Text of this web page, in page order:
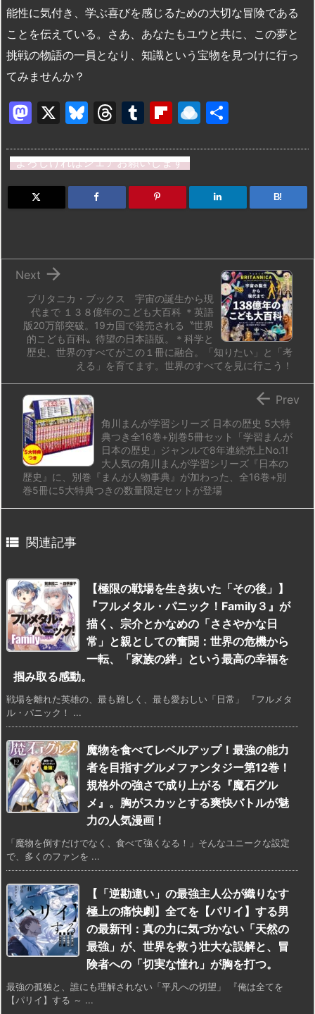
能性に気付き、学ぶ喜びを感じるための大切な冒険である
ことを伝えている。さあ、あなたもユウと共に、この夢と
挑戦の物語の一員となり、知識という宝物を見つけに行っ
てみませんか？
M
st
o
d
X
Bl
e
s
k
T
e
a
d
T
m
bl
r
Fl
b
o
ar
R
n
dr
o
よろしければシェアお願いします
B!
ブリタニカ・ブックス 宇宙の誕生から現
代まで １３８億年のこども大百科 ＊英語
版20万部突破。19カ国で発売される〝世界
的こども百科〟待望の日本語版。＊科学と
歴史、世界のすべてがこの１冊に融合。「知りたい」と「考
える」を育てます。世界のすべてを見に行こう！

Next
角川まんが学習シリーズ 日本の歴史 5大特
典つき全16巻+別巻5冊セット「学習まんが
日本の歴史」ジャンルで8年連続売上No.1!
大人気の角川まんが学習シリーズ『日本の
歴史』に、別巻『まんが人物事典』が加わった、全16巻+別
巻5冊に5大特典つきの数量限定セットが登場
 Prev
 関連記事
【極限の戦場を生き抜いた「その後」】
『フルメタル・パニック！Family３』が
描く、宗介とかなめの「ささやかな日
常」と親としての奮闘：世界の危機から
一転、「家族の絆」という最高の幸福を
掴み取る感動。
戦場を離れた英雄の、最も難しく、最も愛おしい「日常」 『フルメタ
ル・パニック！ ...
魔物を食べてレベルアップ！最強の能力
者を目指すグルメファンタジー第12巻！
規格外の強さで成り上がる『魔石グル
メ』。胸がスカッとする爽快バトルが魅
力の人気漫画！
「魔物を倒すだけでなく、食べて強くなる！」そんなユニークな設定
で、多くのファンを ...
【「逆勘違い」の最強主人公が織りなす
極上の痛快劇】全てを【パリイ】する男
の最新刊：真の力に気づかない「天然の
最強」が、世界を救う壮大な誤解と、冒
険者への「切実な憧れ」が胸を打つ。
最強の孤独と、誰にも理解されない「平凡への切望」 『俺は全てを
【パリイ】する ～ ...